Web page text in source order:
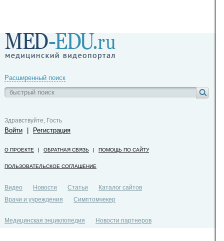
Расширенный поиск
Здравствуйте, Гость
Войти Регистрация
О ПРОЕКТЕ | ОБРАТНАЯ СВЯЗЬ | ПОМОЩЬ ПО САЙТУ
ПОЛЬЗОВАТЕЛЬСКОЕ СОГЛАШЕНИЕ
Видео Новости Статьи
Каталог сайтов
Врачи и учреждения
Симптомчекер
Медицинская энциклопедия
Новости партнеров